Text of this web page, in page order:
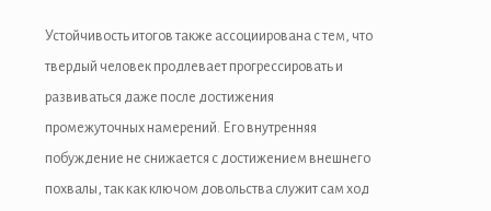
Устойчивость итогов также ассоциирована с тем, что
твердый человек продлевает прогрессировать и
развиваться даже после достижения
промежуточных намерений. Его внутренняя
побуждение не снижается с достижением внешнего
похвалы, так как ключом довольства служит сам ход